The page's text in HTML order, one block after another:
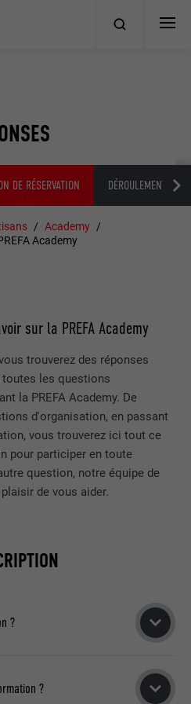
DE RÉSERVATION DÉROULEMENT ET
Academy
Academy
sur la PREFA Academy
trouverez des réponses
les questions
la PREFA Academy. De
d'organisation, en passant
vous trouverez ici tout ce
pour participer en toute
question, notre équipe de
de vous aider.
?
?